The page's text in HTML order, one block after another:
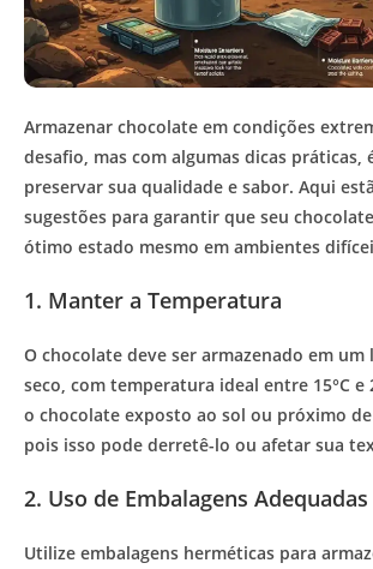
Armazenar chocolate em condições
desafio, mas com algumas dicas práticas,
preservar sua qualidade e sabor. Aqui
sugestões para garantir que seu
ótimo estado mesmo em ambientes
1. Manter a Temperatura
O chocolate deve ser armazenado em um
seco, com temperatura ideal entre 15°C e
o chocolate exposto ao sol ou próximo
pois isso pode derretê-lo ou afetar sua
2. Uso de Embalagens Adequadas
Utilize embalagens herméticas para